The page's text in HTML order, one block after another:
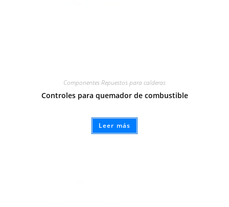
Componentes Repuestos para calderas
Controles para quemador de combustible
Leer más